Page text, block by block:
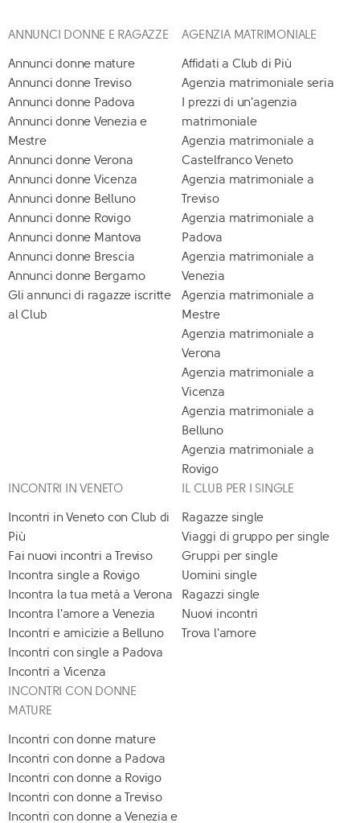
ANNUNCI DONNE E RAGAZZE
Annunci donne mature
Annunci donne Treviso
Annunci donne Padova
Annunci donne Venezia e
Mestre
Annunci donne Verona
Annunci donne Vicenza
Annunci donne Belluno
Annunci donne Rovigo
Annunci donne Mantova
Annunci donne Brescia
Annunci donne Bergamo
Gli annunci di ragazze iscritte
al Club
AGENZIA MATRIMONIALE
Affidati a Club di Più
Agenzia matrimoniale seria
I prezzi di un'agenzia
matrimoniale
Agenzia matrimoniale a
Castelfranco Veneto
Agenzia matrimoniale a
Treviso
Agenzia matrimoniale a
Padova
Agenzia matrimoniale a
Venezia
Agenzia matrimoniale a
Mestre
Agenzia matrimoniale a
Verona
Agenzia matrimoniale a
Vicenza
Agenzia matrimoniale a
Belluno
Agenzia matrimoniale a
Rovigo
INCONTRI IN VENETO
Incontri in Veneto con Club di
Più
Fai nuovi incontri a Treviso
Incontra single a Rovigo
Incontra la tua metà a Verona
Incontra l'amore a Venezia
Incontri e amicizie a Belluno
Incontri con single a Padova
Incontri a Vicenza
IL CLUB PER I SINGLE
Ragazze single
Viaggi di gruppo per single
Gruppi per single
Uomini single
Ragazzi single
Nuovi incontri
Trova l'amore
INCONTRI CON DONNE
MATURE
Incontri con donne mature
Incontri con donne a Padova
Incontri con donne a Rovigo
Incontri con donne a Treviso
Incontri con donne a Venezia e